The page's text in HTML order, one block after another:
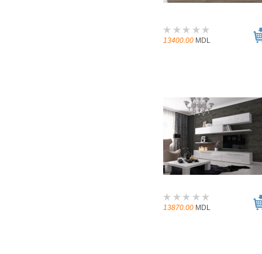
13400.00 MDL
13870.00 MDL